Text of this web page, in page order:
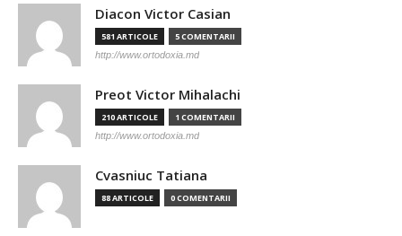
Diacon Victor Casian
581 ARTICOLE 5 COMENTARII
http://www.ortodoxia.md
Preot Victor Mihalachi
210 ARTICOLE 1 COMENTARII
http://www.ortodoxia.md
Cvasniuc Tatiana
88 ARTICOLE 0 COMENTARII